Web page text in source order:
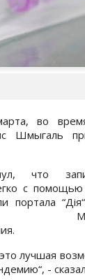
во
Шмыгаль
что
с помощью
портала
лучшая
-